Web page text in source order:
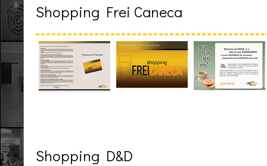
Shopping Frei Caneca
Shopping D&D